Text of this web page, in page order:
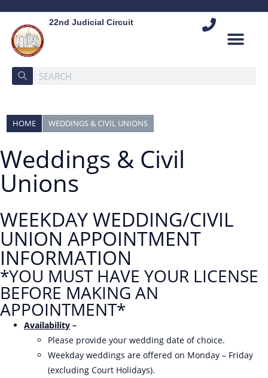
22nd Judicial Circuit
HOME WEDDINGS & CIVIL UNIONS
Weddings & Civil
Unions
WEEKDAY WEDDING/CIVIL
UNION APPOINTMENT
INFORMATION
*YOU MUST HAVE YOUR LICENSE
BEFORE MAKING AN
APPOINTMENT*
Availability –
Please provide your wedding date of choice.
Weekday weddings are offered on Monday – Friday
(excluding Court Holidays).